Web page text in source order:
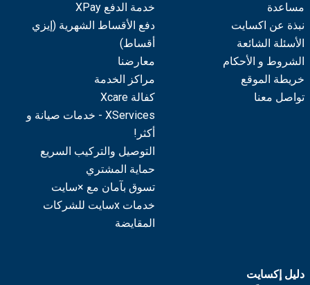
مساعدة
نبذة عن اكسايت
الأسئلة الشائعة
الشروط و الأحكام
خريطة الموقع
تواصل معنا
خدمة الدفع XPay
دفع الأقساط الشهرية (إيزي
أقساط)
معارضنا
مراكز الخدمة
كفالة Xcare
XServices - خدمات صيانة و
أكثر!
التوصيل والتركيب السريع
حماية المشتري
تسوق بآمان مع ×سايت
خدمات xسايت للشركات
المقايضة
دليل إكسايت